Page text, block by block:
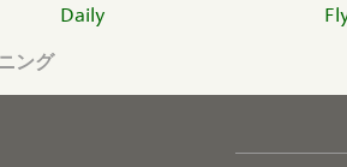
Daily
ング